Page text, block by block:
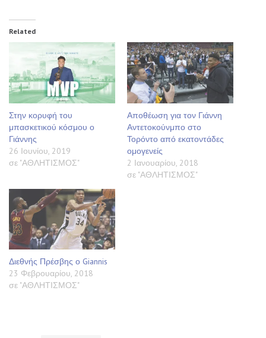
Related
Στην κορυφή του
μπασκετικού κόσμου ο
Γιάννης
26 Ιουνίου, 2019
σε "ΑΘΛΗΤΙΣΜΟΣ"
Αποθέωση για τον Γιάννη
Αντετοκούνμπο στο
Τορόντο από εκατοντάδες
ομογενείς
2 Ιανουαρίου, 2018
σε "ΑΘΛΗΤΙΣΜΟΣ"
Διεθνής Πρέσβης ο Giannis
23 Φεβρουαρίου, 2018
σε "ΑΘΛΗΤΙΣΜΟΣ"